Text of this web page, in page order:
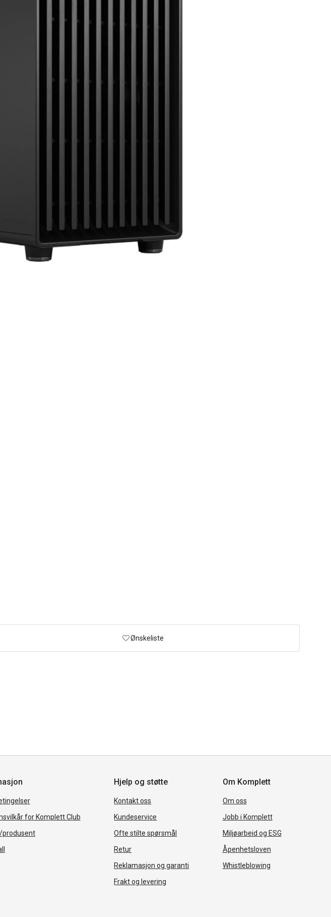
Ønskeliste
for Komplett Club
produsent
Hjelp og støtte
Kontakt oss
Kundeservice
Ofte stilte spørsmål
Retur
Reklamasjon og garanti
Frakt og levering
Om Komplett
Om oss
Jobb i Komplett
Miljøarbeid og ESG
Åpenhetsloven
Whistleblowing